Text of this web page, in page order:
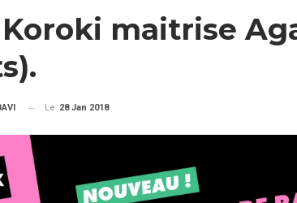
Koroki maitrise
Le 28 Jan 2018